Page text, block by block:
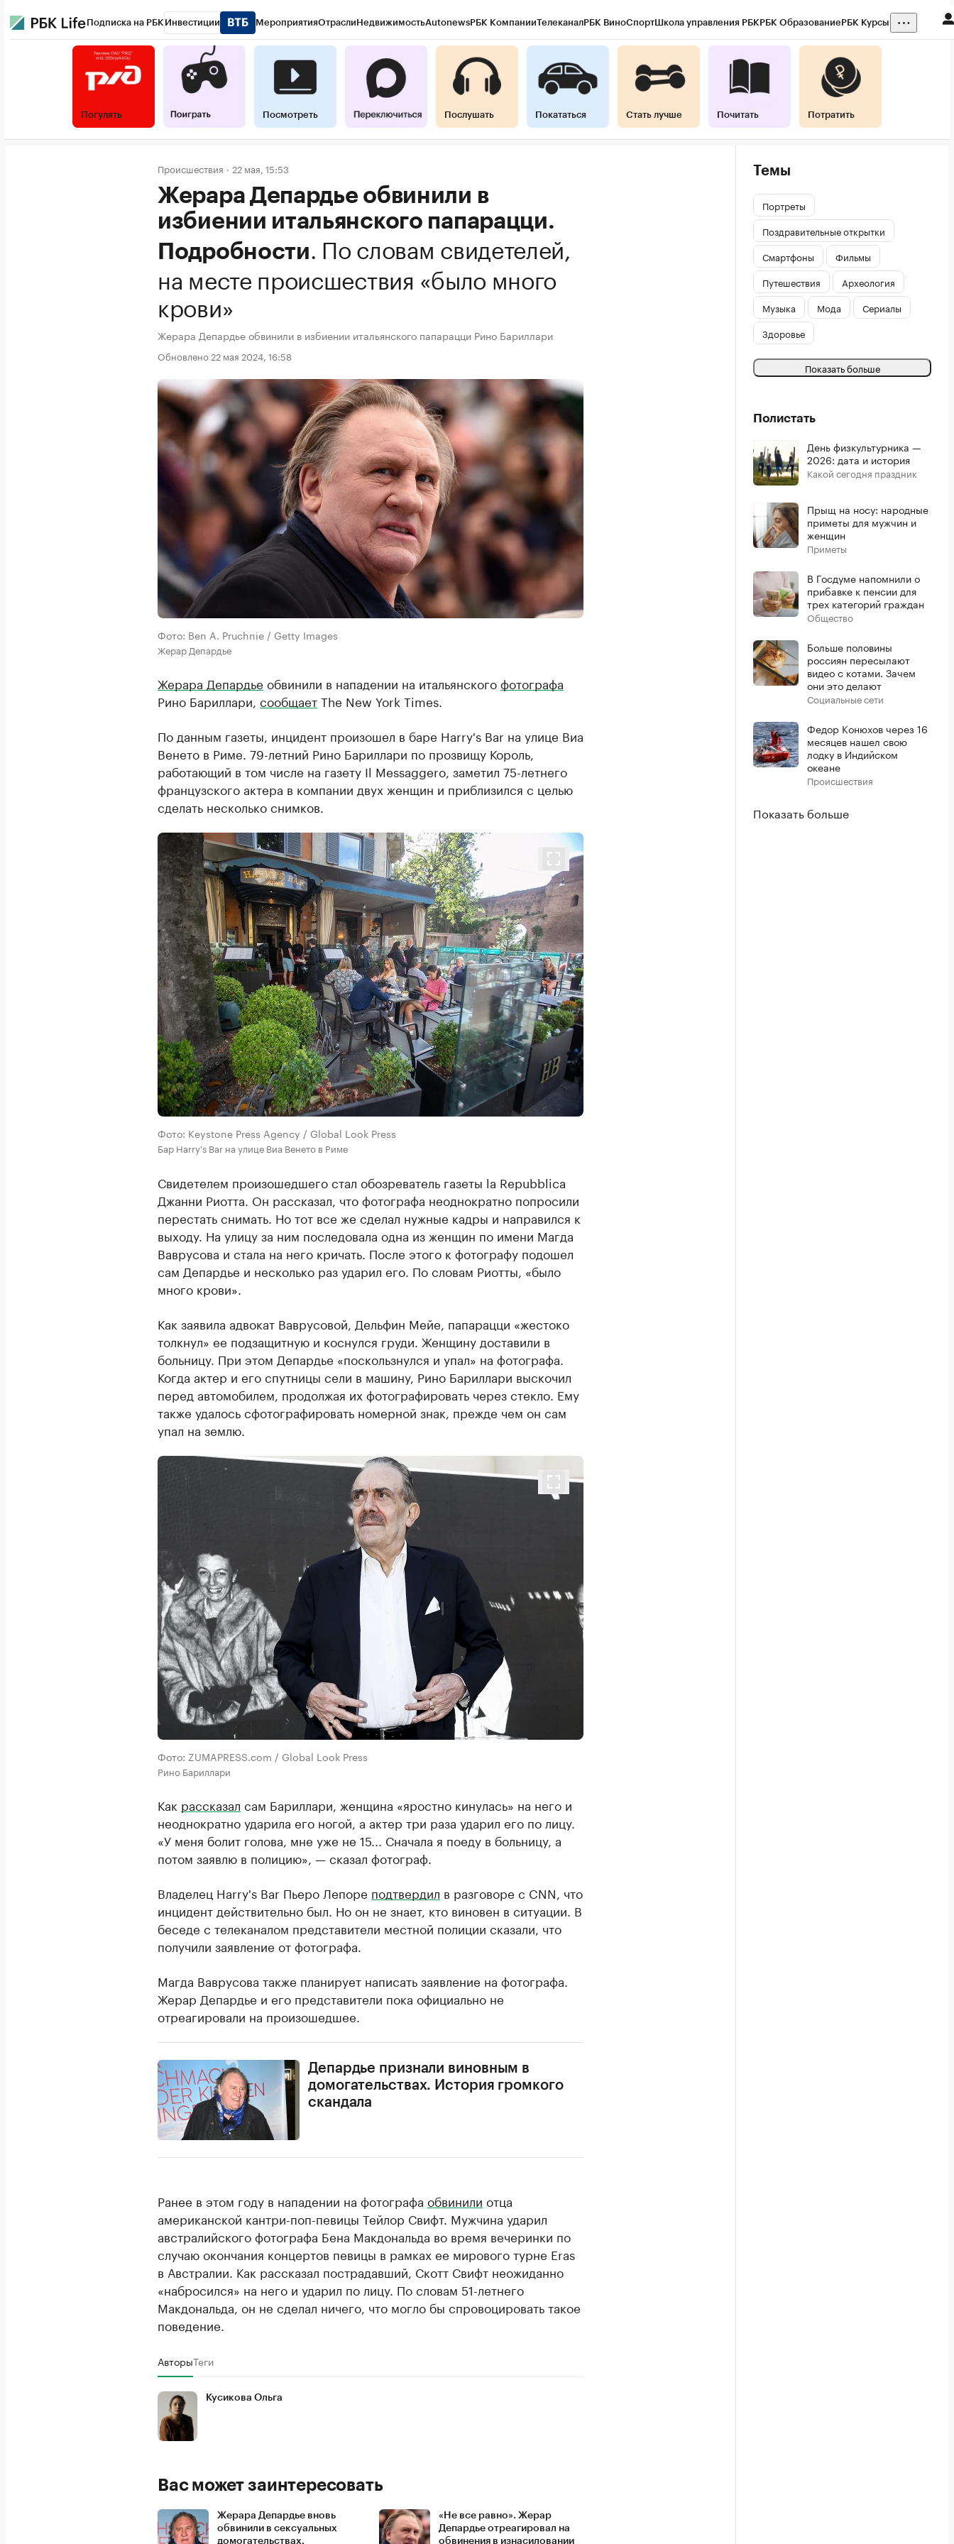
Подписка на РБК Инвестиции МероприятияОтраслиНедвижимостьAutonewsРБК КомпанииТелеканалРБК ВиноСпортШкола управления РБКРБК ОбразованиеРБК Курсы
Погулять Посмотреть Послушать Покататься Стать лучше Почитать Потратить
Происшествия 22 мая, 15:53
Жерара Депардье обвинили в
избиении итальянского папарацци.
Подробности. По словам свидетелей,
на месте происшествия «было много
крови»
Жерара Депардье обвинили в избиении итальянского папарацци Рино Бариллари
Обновлено 22 мая 2024, 16:58
Фото: Ben A. Pruchnie / Getty Images
Жерар Депардье
Жерара Депардье обвинили в нападении на итальянскогофотографа
Рино Бариллари, сообщаетThe New York Times.
По данным газеты, инцидент произошел в баре Harry's Bar на улице Виа
Венето в Риме. 79-летний Рино Бариллари по прозвищу Король,
работающий в том числе на газету Il Messaggero, заметил 75-летнего
французского актера в компании двух женщин и приблизился с целью
сделать несколько снимков.
Фото: Keystone Press Agency / Global Look Press
Бар Harry's Bar на улице Виа Венето в Риме
Свидетелем произошедшего стал обозреватель газеты la Repubblica
Джанни Риотта. Он рассказал, что фотографа неоднократно попросили
перестать снимать. Но тот все же сделал нужные кадры и направился к
выходу. На улицу за ним последовала одна из женщин по имени Магда
Ваврусова и стала на него кричать. После этого к фотографу подошел
сам Депардье и несколько раз ударил его. По словам Риотты, «было
много крови».
Как заявила адвокат Ваврусовой, Дельфин Мейе, папарацци «жестоко
толкнул» ее подзащитную и коснулся груди. Женщину доставили в
больницу. При этом Депардье «поскользнулся и упал» на фотографа.
Когда актер и его спутницы сели в машину, Рино Бариллари выскочил
перед автомобилем, продолжая их фотографировать через стекло. Ему
также удалось сфотографировать номерной знак, прежде чем он сам
упал на землю.
Фото: ZUMAPRESS.com / Global Look Press
Рино Бариллари
Как рассказал сам Бариллари, женщина «яростно кинулась» на него и
неоднократно ударила его ногой, а актер три раза ударил его по лицу.
«У меня болит голова, мне уже не 15... Сначала я поеду в больницу, а
потом заявлю в полицию», — сказал фотограф.
Владелец Harry's Bar Пьеро Лепоре подтвердил в разговоре с CNN, что
инцидент действительно был. Но он не знает, кто виновен в ситуации. В
беседе с телеканалом представители местной полиции сказали, что
получили заявление от фотографа.
Магда Ваврусова также планирует написать заявление на фотографа.
Жерар Депардье и его представители пока официально не
отреагировали на произошедшее.
Депардье признали виновным в
домогательствах. История громкого
скандала
Ранее в этом году в нападении на фотографа обвинили отца
американской кантри-поп-певицы Тейлор Свифт. Мужчина ударил
австралийского фотографа Бена Макдональда во время вечеринки по
случаю окончания концертов певицы в рамках ее мирового турне Eras
в Австралии. Как рассказал пострадавший, Скотт Свифт неожиданно
«набросился» на него и ударил по лицу. По словам 51-летнего
Макдональда, он не сделал ничего, что могло бы спровоцировать такое
поведение.
АвторыТеги
Кусикова Ольга
Вас может заинтересовать
Жерара Депардье вновь
обвинили в сексуальных
домогательствах.
«Не все равно». Жерар
Депардье отреагировал на
обвинения в изнасиловании
Темы
Портреты
Поздравительные открытки
Смартфоны
Фильмы
Путешествия
Археология
Музыка
Мода
Сериалы
Здоровье
Показать больше
Полистать
День физкультурника —
2026: дата и история
Какой сегодня праздник
Прыщ на носу: народные
приметы для мужчин и
женщин
Приметы
В Госдуме напомнили о
прибавке к пенсии для
трех категорий граждан
Общество
Больше половины
россиян пересылают
видео с котами. Зачем
они это делают
Социальные сети
Федор Конюхов через 16
месяцев нашел свою
лодку в Индийском
океане
Происшествия
Показать больше